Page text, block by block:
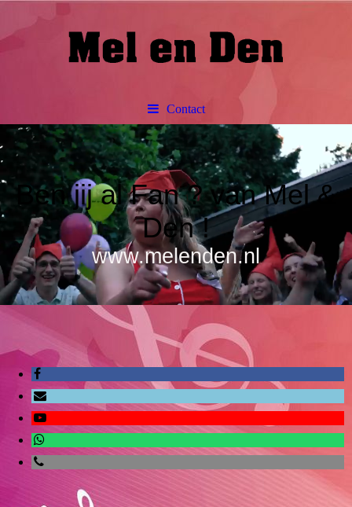
Contact
Ben jij al Fan ? van Mel &
Den !
www.melenden.nl